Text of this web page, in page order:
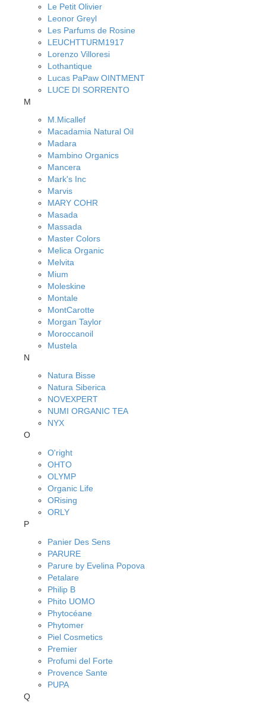
Le Petit Olivier
Leonor Greyl
Les Parfums de Rosine
LEUCHTTURM1917
Lorenzo Villoresi
Lothantique
Lucas PaPaw OINTMENT
LUCE DI SORRENTO
M
M.Micallef
Macadamia Natural Oil
Madara
Mambino Organics
Mancera
Mark's Inc
Marvis
MARY COHR
Masada
Massada
Master Colors
Melica Organic
Melvita
Mium
Moleskine
Montale
MontCarotte
Morgan Taylor
Moroccanoil
Mustela
N
Natura Bisse
Natura Siberica
NOVEXPERT
NUMI ORGANIC TEA
NYX
O
O'right
OHTO
OLYMP
Organic Life
ORising
ORLY
P
Panier Des Sens
PARURE
Parure by Evelina Popova
Petalare
Philip B
Phito UOMO
Phytocéane
Phytomer
Piel Cosmetics
Premier
Profumi del Forte
Provence Sante
PUPA
Q